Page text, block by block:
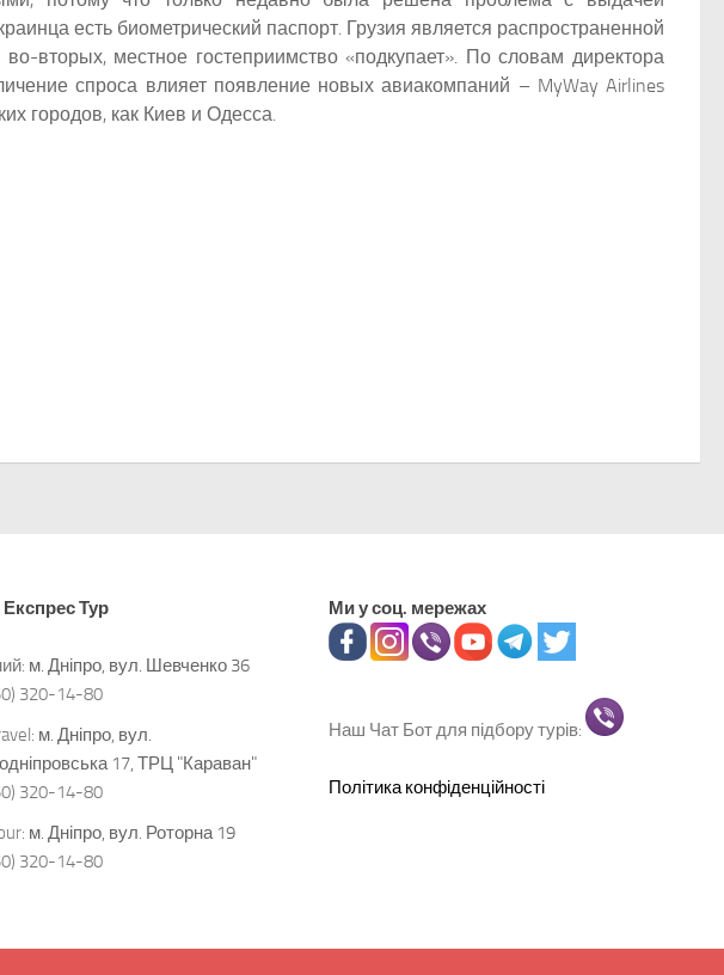
есть биометрический паспорт. Грузия является распространенной
вторых, местное гостеприимство «подкупает». По словам директора
спроса влияет появление новых авиакомпаний – MyWay Airlines
городов, как Киев и Одесса.
Експрес Тур
м. Дніпро, вул. Шевченко 36
320-14-80
м. Дніпро, вул.
17, ТРЦ "Караван"
320-14-80
м. Дніпро, вул. Роторна 19
320-14-80
Ми у соц. мережах
Наш Чат Бот для підбору турів:
Політика конфіденційності